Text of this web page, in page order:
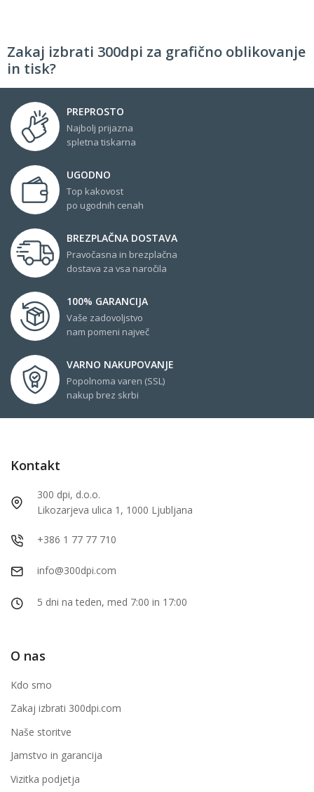
Zakaj izbrati 300dpi za grafično oblikovanje
in tisk?
PREPROSTO
Najbolj prijazna
spletna tiskarna
UGODNO
Top kakovost
po ugodnih cenah
BREZPLAČNA DOSTAVA
Pravočasna in brezplačna
dostava za vsa naročila
100% GARANCIJA
Vaše zadovoljstvo
nam pomeni največ
VARNO NAKUPOVANJE
Popolnoma varen (SSL)
nakup brez skrbi
Kontakt
300 dpi, d.o.o.
Likozarjeva ulica 1, 1000 Ljubljana
+386 1 77 77 710
info@300dpi.com
5 dni na teden, med 7:00 in 17:00
O nas
Kdo smo
Zakaj izbrati 300dpi.com
Naše storitve
Jamstvo in garancija
Vizitka podjetja